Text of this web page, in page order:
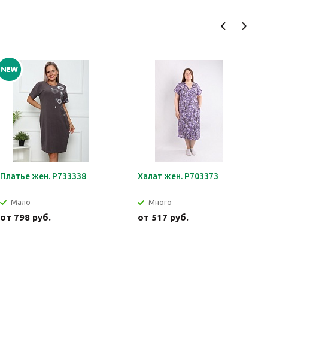
Платье жен. Р733338
Мало
от 798 руб.
Халат жен. Р703373
Много
от 517 руб.